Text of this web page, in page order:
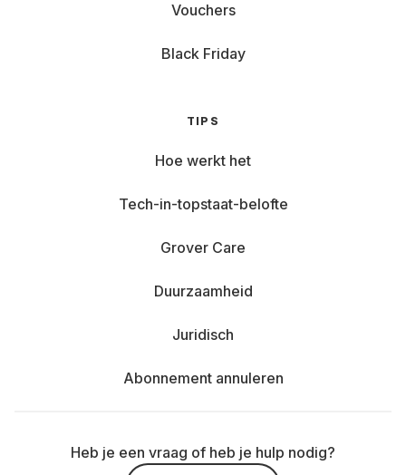
Vouchers
Black Friday
TIPS
Hoe werkt het
Tech-in-topstaat-belofte
Grover Care
Duurzaamheid
Juridisch
Abonnement annuleren
Heb je een vraag of heb je hulp nodig?